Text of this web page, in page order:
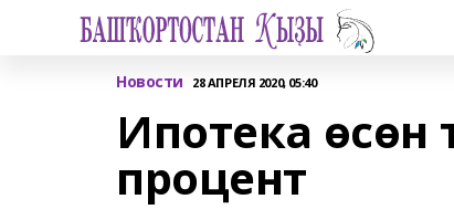
Новости 28 АПРЕЛЯ 2020, 05:40
Ипотека өсөн
процент